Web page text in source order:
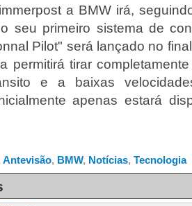
a BMW irá,
seu primeiro sistema de
Pilot" será lançado no
permitirá tirar
e a baixas
apenas estará
Antevisão, BMW, Notícias, Tecnologia